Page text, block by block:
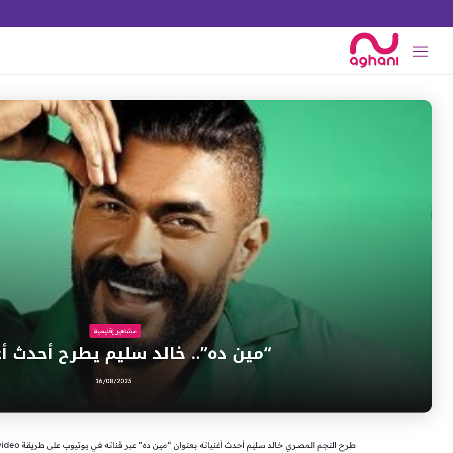
مشاهير إقليمية
“مين ده”.. خالد سليم يطرح أحدث
16/08/2023
طرح النجم المصري خالد سليم أحدث أغنياته بعنوان “مين ده” عبر قناته في يوتيوب على طريقة lyrics video.